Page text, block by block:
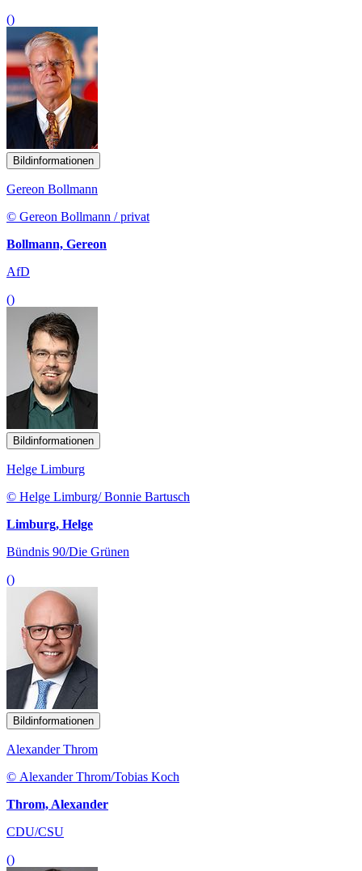
()
Bildinformationen
Gereon Bollmann
© Gereon Bollmann / privat
Bollmann, Gereon
AfD
()
Bildinformationen
Helge Limburg
© Helge Limburg/ Bonnie Bartusch
Limburg, Helge
Bündnis 90/Die Grünen
()
Bildinformationen
Alexander Throm
© Alexander Throm/Tobias Koch
Throm, Alexander
CDU/CSU
()